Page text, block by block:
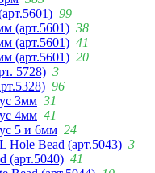
99
(арт.5601) 38
(арт.5601) 41
(арт.5601) 20
5728) 3
96
3мм 31
4мм 41
5 и 6мм 24
Hole Bead (арт.5043) 3
(арт.5040) 41